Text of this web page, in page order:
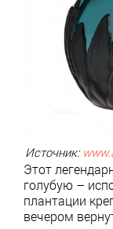
Источник:
Этот
голубую –
плантации
вечером